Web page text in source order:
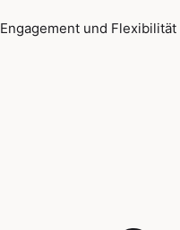
Engagement und Flexibilität